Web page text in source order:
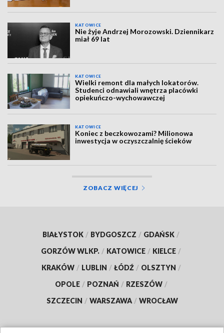
KATOWICE
Nie żyje Andrzej Morozowski. Dziennikarz
miał 69 lat
KATOWICE
Wielki remont dla małych lokatorów.
Studenci odnawiali wnętrza placówki
opiekuńczo-wychowawczej
KATOWICE
Koniec z beczkowozami? Milionowa
inwestycja w oczyszczalnię ścieków
ZOBACZ WIĘCEJ
BIAŁYSTOK / BYDGOSZCZ / GDAŃSK /
GORZÓW WLKP. / KATOWICE / KIELCE /
KRAKÓW / LUBLIN / ŁÓDŹ / OLSZTYN /
OPOLE / POZNAŃ / RZESZÓW /
SZCZECIN / WARSZAWA / WROCŁAW